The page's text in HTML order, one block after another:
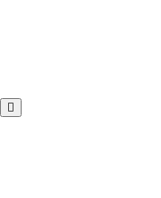
検